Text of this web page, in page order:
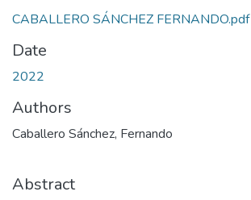
CABALLERO SÁNCHEZ FERNANDO.pdf
Date
2022
Authors
Caballero Sánchez, Fernando
Abstract